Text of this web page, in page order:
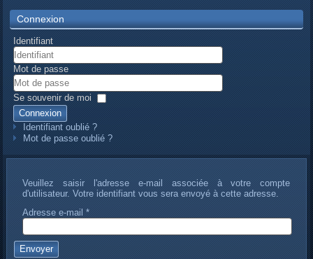
Connexion
Identifiant
Mot de passe
Se souvenir de moi
Connexion
Identifiant oublié ?
Mot de passe oublié ?
Veuillez saisir l'adresse e-mail associée à votre compte
d'utilisateur. Votre identifiant vous sera envoyé à cette adresse.
Adresse e-mail *
Envoyer